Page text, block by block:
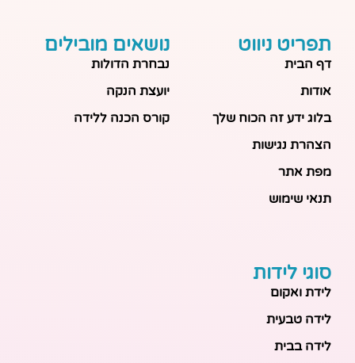
תפריט ניווט
דף הבית
אודות
בלוג ידע זה הכוח שלך
הצהרת נגישות
מפת אתר
תנאי שימוש
נושאים מובילים
נבחרת הדולות
יועצת הנקה
קורס הכנה ללידה
סוגי לידות
לידת ואקום
לידה טבעית
לידה בבית